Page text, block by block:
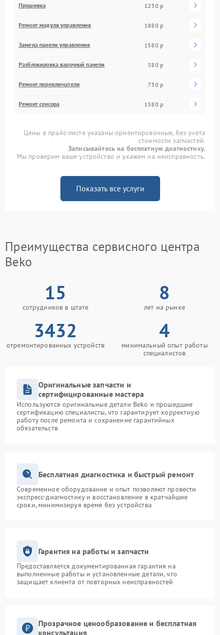
Прошивка 1230 р
Ремонт модуля управления 1880 р
Замена панели управления 1580 р
Разблокировка варочной панели 580 р
Ремонт переключателя 730 р
Ремонт сенсора 1580 р
Цены в прайс-листе указаны ориентировочные, без учета
стоимости запчастей.
Записывайтесь на бесплатную диагностику.
Мы проверим ваше устройство и укажем на неисправность.
Показать все услуги
Преимущества сервисного центра
Beko
15
сотрудников в штате
8
лет на рынке
3432
отремонтированных устройств
4
минимальный опыт работы
специалистов
Оригинальные запчасти и
сертифицированные мастера
Используются оригинальные детали Beko и прошедшие
сертификацию специалисты, что гарантирует корректную
работу после ремонта и сохранение гарантийных
обязательств
Бесплатная диагностика и быстрый ремонт
Современное оборудование и опыт позволяют провести
экспресс-диагностику и восстановление в кратчайшие
сроки, минимизируя время без устройства
Гарантия на работы и запчасти
Предоставляется документированная гарантия на
выполненные работы и установленные детали, что
защищает клиента от повторных неисправностей
Прозрачное ценообразование и бесплатная
консультация